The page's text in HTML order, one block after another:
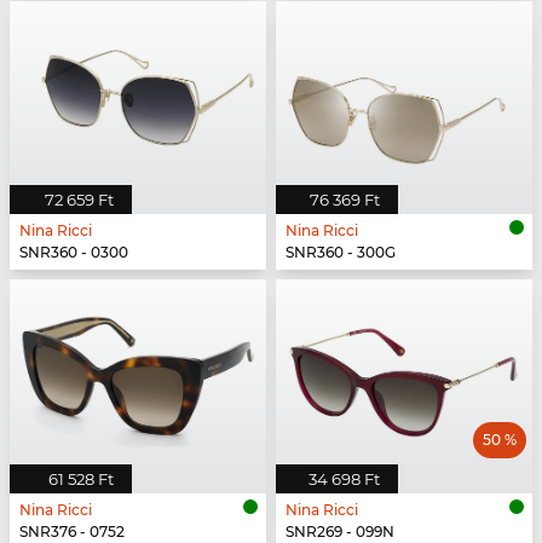
72 659 Ft
Nina Ricci
SNR360 - 0300
76 369 Ft
Nina Ricci
SNR360 - 300G
61 528 Ft
Nina Ricci
SNR376 - 0752
34 698 Ft
50 %
Nina Ricci
SNR269 - 099N